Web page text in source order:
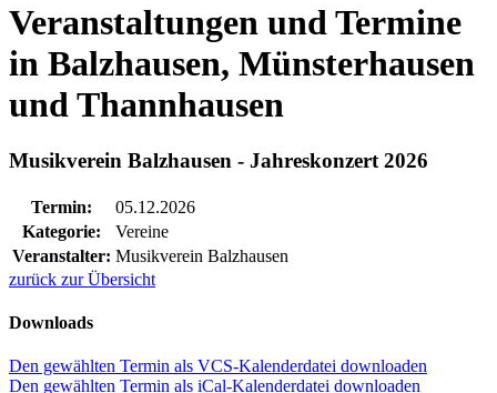
Veranstaltungen und Termine
in Balzhausen, Münsterhausen
und Thannhausen
Musikverein Balzhausen - Jahreskonzert 2026
Termin:
05.12.2026
Kategorie:
Vereine
Veranstalter: Musikverein Balzhausen
zurück zur Übersicht
Downloads
Den gewählten Termin als VCS-Kalenderdatei downloaden
Den gewählten Termin als iCal-Kalenderdatei downloaden